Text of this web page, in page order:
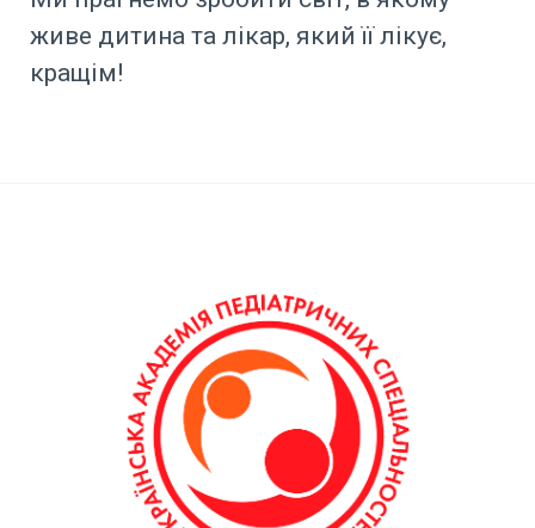
живе дитина та лікар, який її лікує,
кращім!